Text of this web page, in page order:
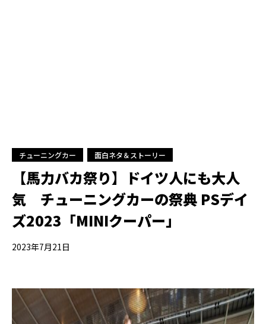
チューニングカー 面白ネタ＆ストーリー
【馬力バカ祭り】ドイツ人にも大人
気 チューニングカーの祭典 PSデイ
ズ2023「MINIクーパー」
2023年7月21日